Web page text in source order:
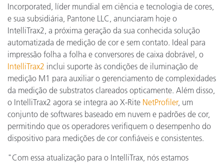
Incorporated, líder mundial em ciência e tecnologia de cores,
e sua subsidiária, Pantone LLC, anunciaram hoje o
IntelliTrax2, a próxima geração da sua conhecida solução
automatizada de medição de cor e sem contato. Ideal para
impressão folha a folha e conversores de caixa dobrável, o
IntelliTrax2 inclui suporte às condições de iluminação de
medição M1 para auxiliar o gerenciamento de complexidades
da medição de substratos clareados opticamente. Além disso,
o IntelliTrax2 agora se integra ao X-Rite NetProfiler, um
conjunto de softwares baseado em nuvem e padrões de cor,
permitindo que os operadores verifiquem o desempenho do
dispositivo para medições de cor confiáveis e consistentes.
"Com essa atualização para o IntelliTrax, nós estamos